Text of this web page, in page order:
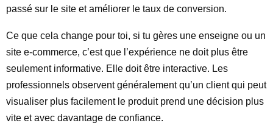
passé sur le site et améliorer le taux de conversion.
Ce que cela change pour toi, si tu gères une enseigne ou un
site e-commerce, c’est que l’expérience ne doit plus être
seulement informative. Elle doit être interactive. Les
professionnels observent généralement qu’un client qui peut
visualiser plus facilement le produit prend une décision plus
vite et avec davantage de confiance.